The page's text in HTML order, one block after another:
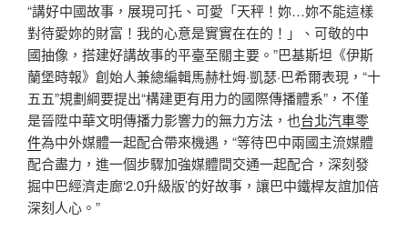
“講好中國故事，展現可托、可愛「天秤！妳…妳不能這樣
對待愛妳的財富！我的心意是實實在在的！」、可敬的中
國抽像，搭建好講故事的平臺至關主要。”巴基斯坦《伊斯
蘭堡時報》創始人兼總編輯馬赫杜姆·凱瑟·巴希爾表現，“十
五五”規劃綱要提出“構建更有用力的國際傳播體系”，不僅
是晉陞中華文明傳播力影響力的無力方法，也台北汽車零
件為中外媒體一起配合帶來機遇，“等待巴中兩國主流媒體
配合盡力，進一個步驟加強媒體間交通一起配合，深刻發
掘中巴經濟走廊‘2.0升級版’的好故事，讓巴中鐵桿友誼加倍
深刻人心。”